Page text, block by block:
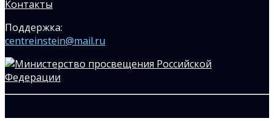
Контакты
Поддержка:
centreinstein@mail.ru